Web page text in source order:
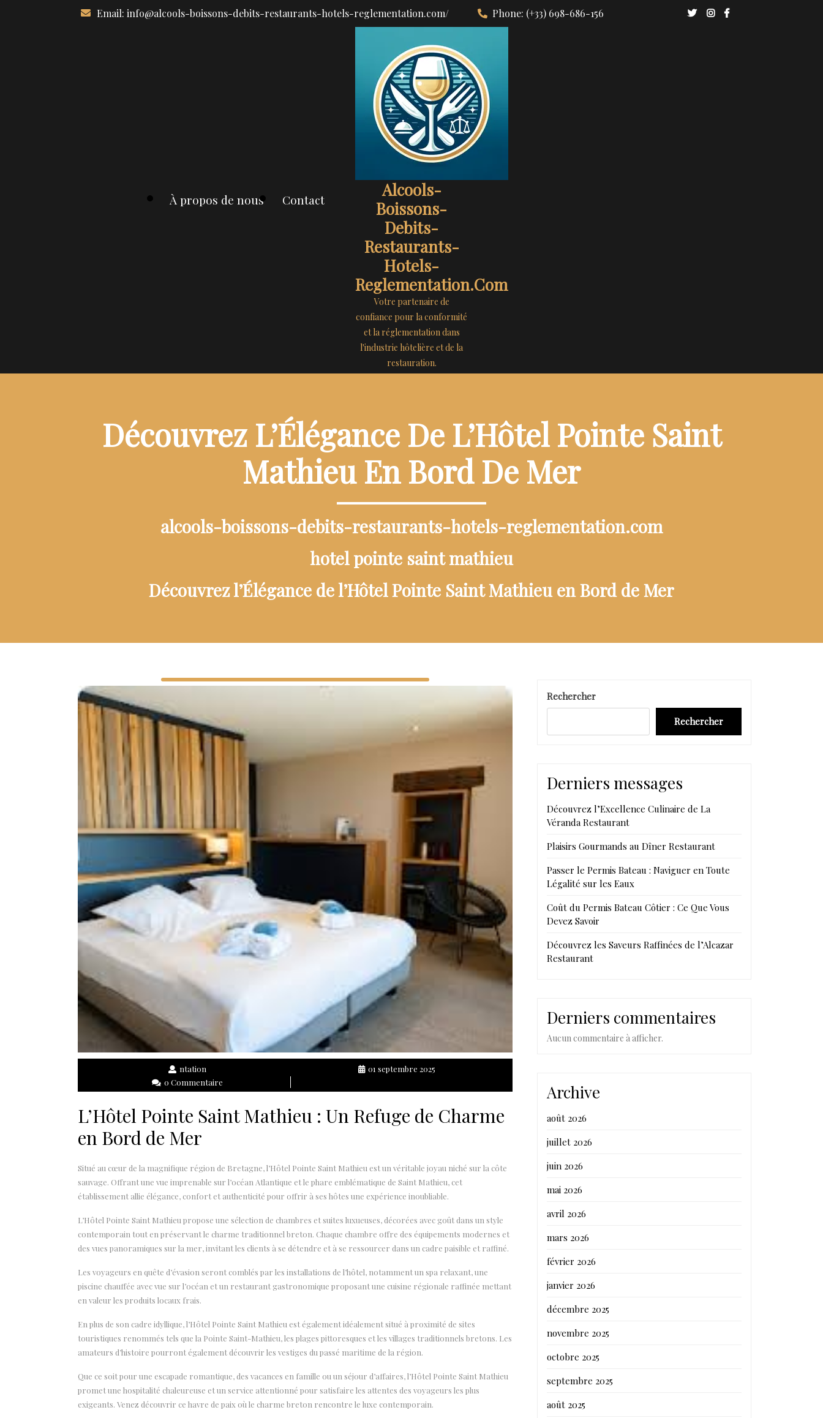
Email: info@alcools-boissons-debits-restaurants-hotels-reglementation.com/ Phone: (+33) 698-686-156
À propos de nous Contact
Alcools-
Boissons-
Debits-
Restaurants-
Hotels-
Reglementation.com
Votre partenaire de
confiance pour la conformité
et la réglementation dans
l'industrie hôtelière et de la
restauration.
Découvrez L’Élégance De L’Hôtel Pointe Saint
Mathieu En Bord De Mer
alcools-boissons-debits-restaurants-hotels-reglementation.com
hotel pointe saint mathieu
Découvrez l’Élégance de l’Hôtel Pointe Saint Mathieu en Bord de Mer
ntation
01 septembre 2025
0 Commentaire
L’Hôtel Pointe Saint Mathieu : Un Refuge de Charme
en Bord de Mer
Situé au cœur de la magnifique région de Bretagne, l’Hôtel Pointe Saint Mathieu est un véritable joyau niché sur la côte
sauvage. Offrant une vue imprenable sur l’océan Atlantique et le phare emblématique de Saint Mathieu, cet
établissement allie élégance, confort et authenticité pour offrir à ses hôtes une expérience inoubliable.
L’Hôtel Pointe Saint Mathieu propose une sélection de chambres et suites luxueuses, décorées avec goût dans un style
contemporain tout en préservant le charme traditionnel breton. Chaque chambre offre des équipements modernes et
des vues panoramiques sur la mer, invitant les clients à se détendre et à se ressourcer dans un cadre paisible et raffiné.
Les voyageurs en quête d’évasion seront comblés par les installations de l’hôtel, notamment un spa relaxant, une
piscine chauffée avec vue sur l’océan et un restaurant gastronomique proposant une cuisine régionale raffinée mettant
en valeur les produits locaux frais.
En plus de son cadre idyllique, l’Hôtel Pointe Saint Mathieu est également idéalement situé à proximité de sites
touristiques renommés tels que la Pointe Saint-Mathieu, les plages pittoresques et les villages traditionnels bretons. Les
amateurs d’histoire pourront également découvrir les vestiges du passé maritime de la région.
Que ce soit pour une escapade romantique, des vacances en famille ou un séjour d’affaires, l’Hôtel Pointe Saint Mathieu
promet une hospitalité chaleureuse et un service attentionné pour satisfaire les attentes des voyageurs les plus
exigeants. Venez découvrir ce havre de paix où le charme breton rencontre le luxe contemporain.
Rechercher
Rechercher
Derniers messages
Découvrez l’Excellence Culinaire de La
Véranda Restaurant
Plaisirs Gourmands au Dîner Restaurant
Passer le Permis Bateau : Naviguer en Toute
Légalité sur les Eaux
Coût du Permis Bateau Côtier : Ce Que Vous
Devez Savoir
Découvrez les Saveurs Raffinées de l’Alcazar
Restaurant
Derniers commentaires
Aucun commentaire à afficher.
Archive
août 2026
juillet 2026
juin 2026
mai 2026
avril 2026
mars 2026
février 2026
janvier 2026
décembre 2025
novembre 2025
octobre 2025
septembre 2025
août 2025